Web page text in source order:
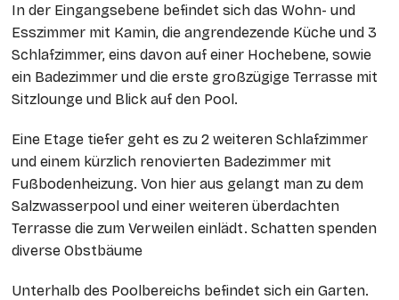
In der Eingangsebene befindet sich das Wohn- und
Esszimmer mit Kamin, die angrendezende Küche und 3
Schlafzimmer, eins davon auf einer Hochebene, sowie
ein Badezimmer und die erste großzügige Terrasse mit
Sitzlounge und Blick auf den Pool.
Eine Etage tiefer geht es zu 2 weiteren Schlafzimmer
und einem kürzlich renovierten Badezimmer mit
Fußbodenheizung. Von hier aus gelangt man zu dem
Salzwasserpool und einer weiteren überdachten
Terrasse die zum Verweilen einlädt. Schatten spenden
diverse Obstbäume
Unterhalb des Poolbereichs befindet sich ein Garten.